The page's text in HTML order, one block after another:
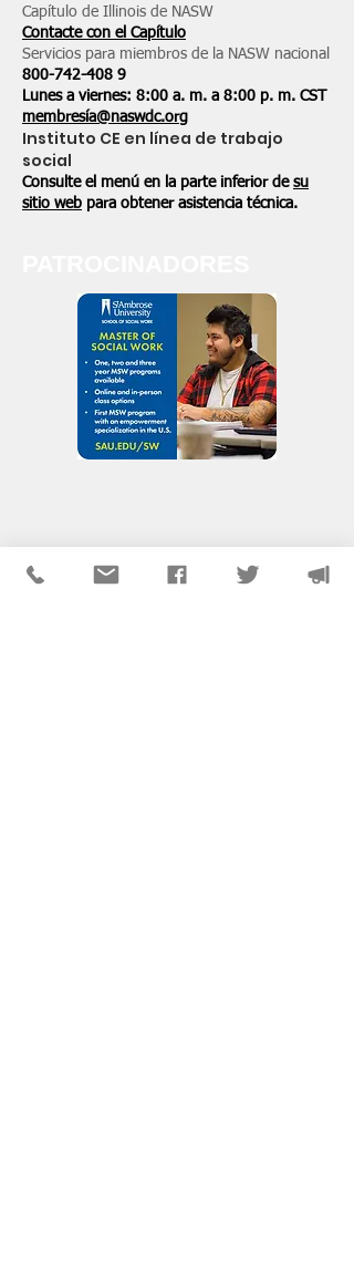
Capítulo de Illinois de NASW
Contacte con el Capítulo
Servicios para miembros de la NASW nacional
800-742-408 9
Lunes a viernes: 8:00 a. m. a 8:00 p. m. CST
membresía@naswdc.org
Instituto CE en línea de trabajo
social
Consulte el menú en la parte inferior de su
sitio web para obtener asistencia técnica.